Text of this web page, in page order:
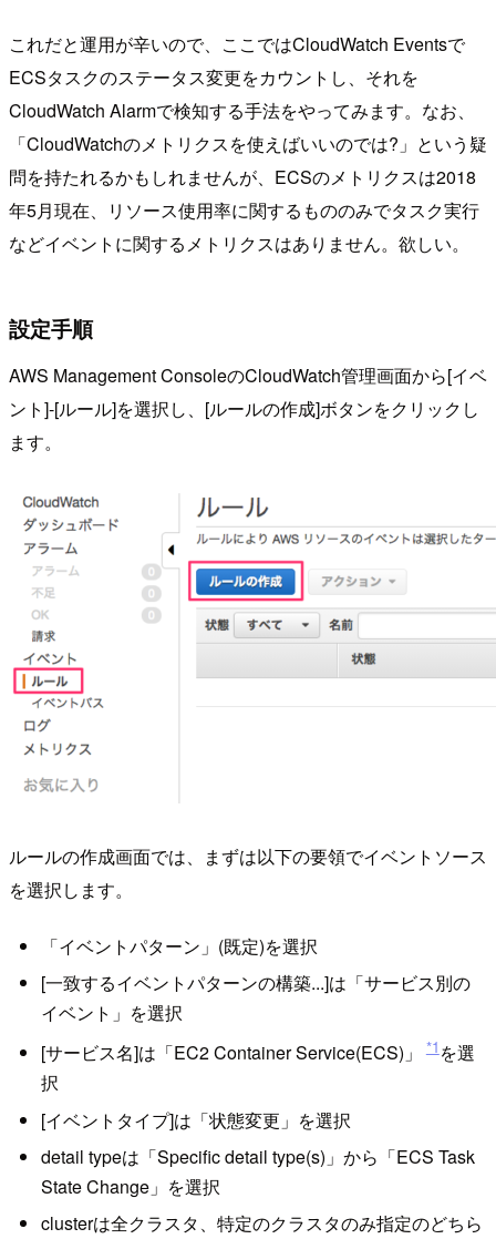
これだと運用が辛いので、ここではCloudWatch Eventsで
ECSタスクのステータス変更をカウントし、それを
CloudWatch Alarmで検知する手法をやってみます。なお、
「CloudWatchのメトリクスを使えばいいのでは?」という疑
問を持たれるかもしれませんが、ECSのメトリクスは2018
年5月現在、リソース使用率に関するもののみでタスク実行
などイベントに関するメトリクスはありません。欲しい。
設定手順
AWS Management ConsoleのCloudWatch管理画面から[イベ
ント]-[ルール]を選択し、[ルールの作成]ボタンをクリックし
ます。
ルールの作成画面では、まずは以下の要領でイベントソース
を選択します。
「イベントパターン」(既定)を選択
[一致するイベントパターンの構築...]は「サービス別の
イベント」を選択
[サービス名]は「EC2 Container Service(ECS)」*1を選
択
[イベントタイプ]は「状態変更」を選択
detail typeは「Specific detail type(s)」から「ECS Task
State Change」を選択
clusterは全クラスタ、特定のクラスタのみ指定のどちら